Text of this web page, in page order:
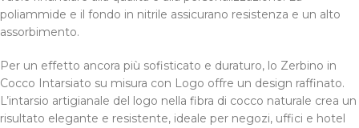
poliammide e il fondo in nitrile assicurano resistenza e un alto
assorbimento.
Per un effetto ancora più sofisticato e duraturo, lo Zerbino in
Cocco Intarsiato su misura con Logo offre un design raffinato.
L’intarsio artigianale del logo nella fibra di cocco naturale crea un
risultato elegante e resistente, ideale per negozi, uffici e hotel